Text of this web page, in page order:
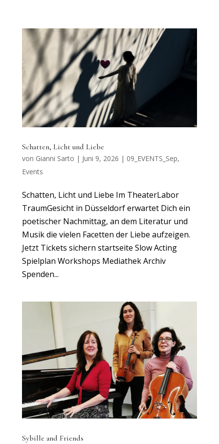
Schatten, Licht und Liebe
von Gianni Sarto | Juni 9, 2026 | 09_EVENTS_Sep,
Events
Schatten, Licht und Liebe Im TheaterLabor
TraumGesicht in Düsseldorf erwartet Dich ein
poetischer Nachmittag, an dem Literatur und
Musik die vielen Facetten der Liebe aufzeigen.
Jetzt Tickets sichern startseite Slow Acting
Spielplan Workshops Mediathek Archiv
Spenden...
Sybille and Friends